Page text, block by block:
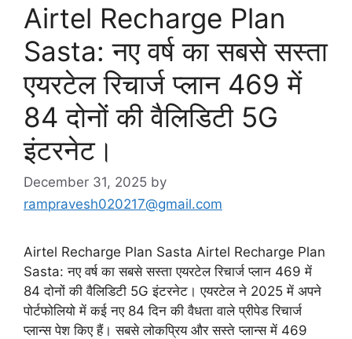
Airtel Recharge Plan
Sasta: नए वर्ष का सबसे सस्ता
एयरटेल रिचार्ज प्लान 469 में
84 दोनों की वैलिडिटी 5G
इंटरनेट।
December 31, 2025 by
rampravesh020217@gmail.com
Airtel Recharge Plan Sasta Airtel Recharge Plan
Sasta: नए वर्ष का सबसे सस्ता एयरटेल रिचार्ज प्लान 469 में
84 दोनों की वैलिडिटी 5G इंटरनेट। एयरटेल ने 2025 में अपने
पोर्टफोलियो में कई नए 84 दिन की वैधता वाले प्रीपेड रिचार्ज
प्लान्स पेश किए हैं। सबसे लोकप्रिय और सस्ते प्लान्स में 469